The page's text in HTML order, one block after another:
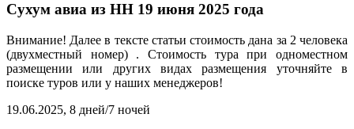
Сухум авиа из НН 19 июня 2025 года
Внимание! Далее в тексте статьи стоимость дана за 2 человека
(двухместный номер) . Стоимость тура при одноместном
размещении или других видах размещения уточняйте в
поиске туров или у наших менеджеров!
19.06.2025, 8 дней/7 ночей